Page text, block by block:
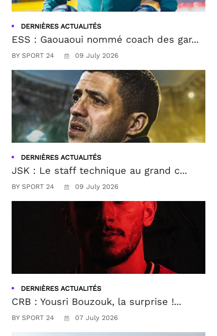
DERNIÈRES ACTUALITÉS
ESS : Gaouaoui nommé coach des gar...
BY SPORT 24 09 July 2026
DERNIÈRES ACTUALITÉS
JSK : Le staff technique au grand c...
BY SPORT 24 09 July 2026
DERNIÈRES ACTUALITÉS
CRB : Yousri Bouzouk, la surprise !...
BY SPORT 24 07 July 2026